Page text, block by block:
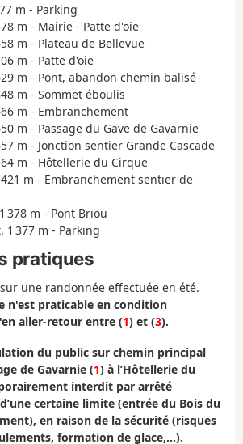
m - Parking
m - Mairie - Patte d'oie
m - Plateau de Bellevue
m - Patte d'oie
m - Pont, abandon chemin balisé
m - Sommet éboulis
m - Embranchement
m - Passage du Gave de Gavarnie
m - Jonction sentier Grande Cascade
m - Hôtellerie du Cirque
m - Embranchement sentier de
378 m - Pont Briou
1 377 m - Parking
pratiques
une randonnée effectuée en été.
n'est praticable en condition
aller-retour entre (1) et (3).
du public sur chemin principal
de Gavarnie (1) à l’Hôtellerie du
interdit par arrêté
certaine limite (entrée du Bois du
en raison de la sécurité (risques
formation de glace,…).